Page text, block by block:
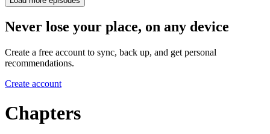
Never lose your place, on any device
Create a free account to sync, back up, and get personal
recommendations.
Create account
Chapters